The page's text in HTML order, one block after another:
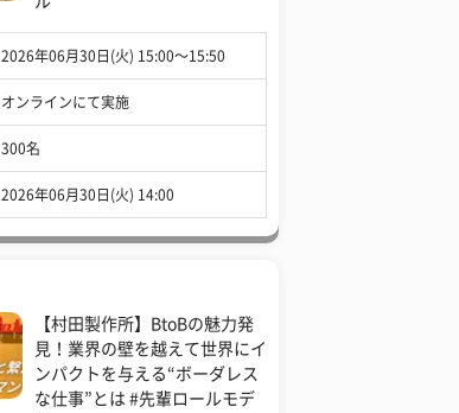
2026年06月30日(火) 15:00〜15:50
オンラインにて実施
300名
2026年06月30日(火) 14:00
【村田製作所】BtoBの魅力発
見！業界の壁を越えて世界にイ
ンパクトを与える“ボーダレス
な仕事”とは #先輩ロールモデ